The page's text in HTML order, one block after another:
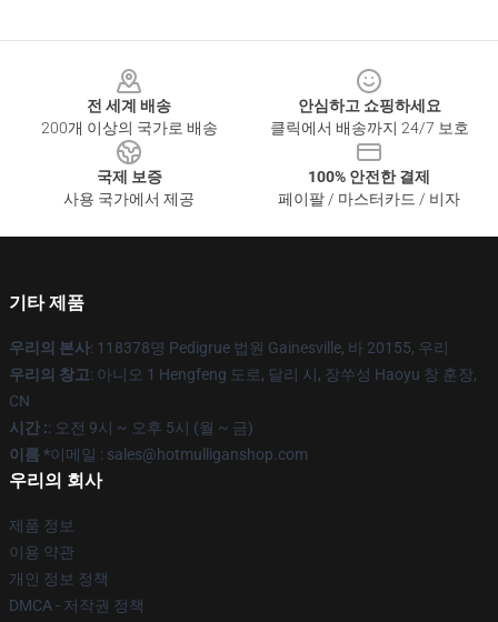
전 세계 배송
200개 이상의 국가로 배송
안심하고 쇼핑하세요
클릭에서 배송까지 24/7 보호
국제 보증
사용 국가에서 제공
100% 안전한 결제
페이팔 / 마스터카드 / 비자
기타 제품
우리의 본사: 118378명 Pedigrue 법원 Gainesville, 바 20155, 우리
우리의 창고: 아니오 1 Hengfeng 도로, 달리 시, 장쑤성 Haoyu 창 훈장,
CN
시간 :: 오전 9시 ~ 오후 5시 (월 ~ 금)
이름 *이메일 : sales@hotmulliganshop.com
우리의 회사
제품 정보
이용 약관
개인 정보 정책
DMCA - 저작권 정책